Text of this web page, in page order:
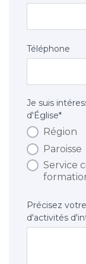
Téléphone
Je suis
d'Église*
Région
Paroisse
Service
Précisez
d'activités